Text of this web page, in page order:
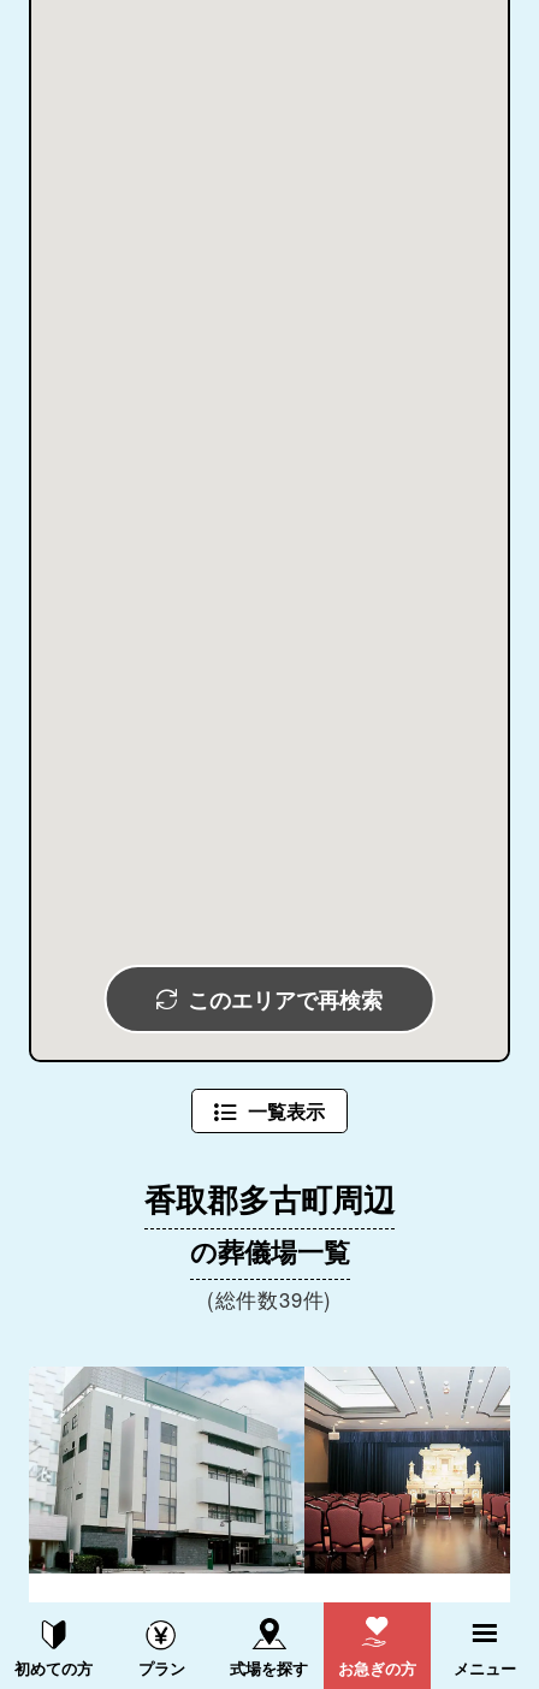
このエリアで再検索
一覧表示
香取郡多古町周辺
の葬儀場一覧
(総件数39件)
成田市花崎町ホール
(2件)
資料請求する 電話をかける
初めての方 プラン 式場を探す お急ぎの方 メニュー